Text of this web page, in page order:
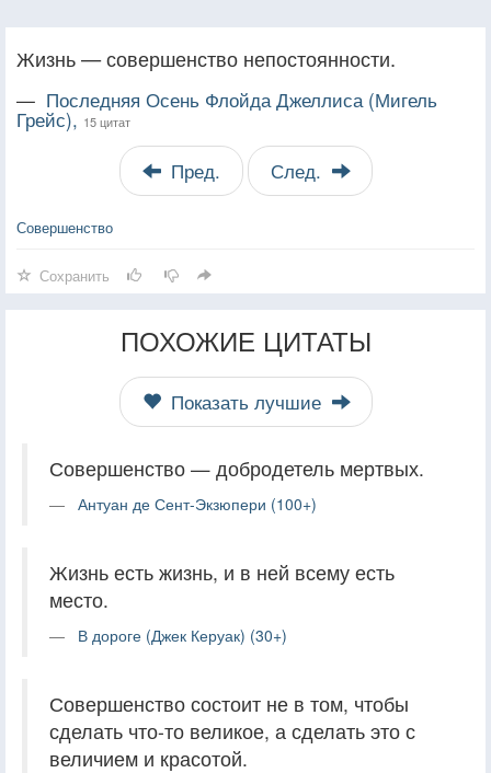
Жизнь — совершенство непостоянности.
— Последняя Осень Флойда Джеллиса (Мигель
Грейс), 15 цитат
Пред. След.
Совершенство
Сохранить
ПОХОЖИЕ ЦИТАТЫ
Показать лучшие
Совершенство — добродетель мертвых.
Антуан де Сент-Экзюпери (100+)
Жизнь есть жизнь, и в ней всему есть
место.
В дороге (Джек Керуак) (30+)
Совершенство состоит не в том, чтобы
сделать что-то великое, а сделать это с
величием и красотой.